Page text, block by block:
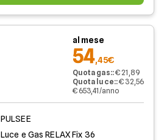
al mese
54,45€
Quota gas::€ 21,89
Quota luce::€ 32,56
€ 653,41/anno
PULSEE
Luce e Gas RELAX Fix 36